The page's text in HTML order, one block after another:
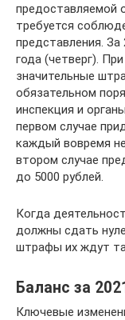
предоставляемой
требуется
представления. За
года (четверг).
значительные
обязательном
инспекция и
первом случае
каждый вовремя
втором случае
до 5000 рублей.
Когда
должны сдать
штрафы их ждут
Баланс за
Ключевые